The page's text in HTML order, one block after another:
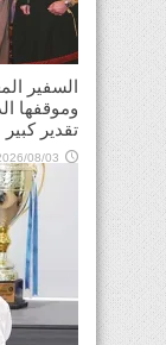
السفير
وموقفها
تقدير كبير
08/03